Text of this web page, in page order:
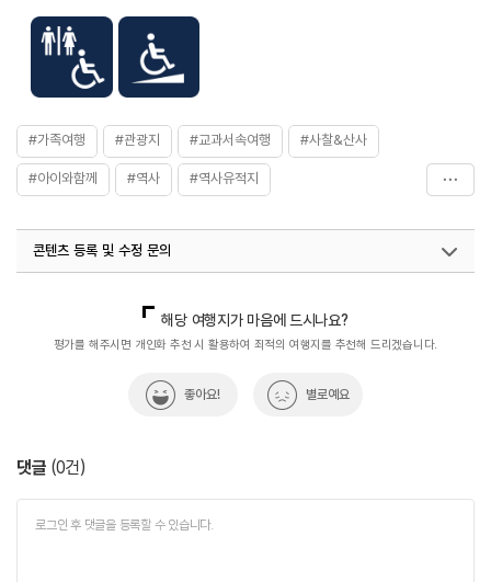
입장료
무료
#가족여행 #관광지 #교과서속여행 #사찰&산사
#아이와함께 #역사 #역사유적지
#휴식공간 #휴식여행
콘텐츠 등록 및 수정 문의
열린관광콘텐츠팀(열린관광-모두의여행)
033-738-3425
해당 여행지가 마음에 드시나요?
평가를 해주시면 개인화 추천 시 활용하여 최적의 여행지를 추천해 드리겠습니다.
좋아요! 별로예요
댓글 (0건)